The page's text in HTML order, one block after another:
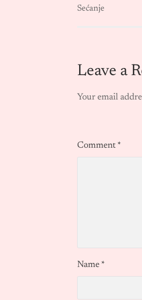
Sećanje
Leave a
Your email
Comment *
Name *